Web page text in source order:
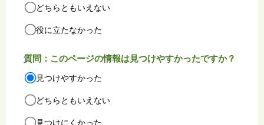
どちらともいえない
役に立たなかった
質問：このページの情報は見つけやすかったですか？
見つけやすかった
どちらともいえない
見つけにくかった